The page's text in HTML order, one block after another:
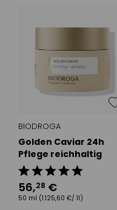
BIODROGA
Golden Caviar 24h
Pflege reichhaltig
56,28 €
50 ml (1.125,60 €/ 1l)